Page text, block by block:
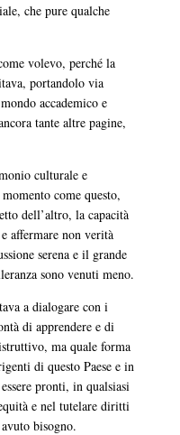
che pure qualche
volevo, perché la
portandolo via
accademico e
tante altre pagine,
culturale e
come questo,
dell’altro, la capacità
affermare non verità
serena e il grande
sono venuti meno.
a dialogare con i
di apprendere e di
ma quale forma
di questo Paese e in
pronti, in qualsiasi
e nel tutelare diritti
bisogno.